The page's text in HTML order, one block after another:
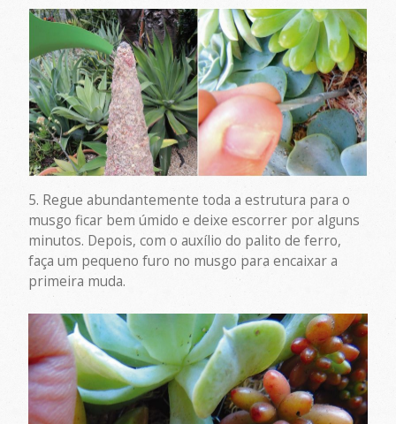
5. Regue abundantemente toda a estrutura para o
musgo ficar bem úmido e deixe escorrer por alguns
minutos. Depois, com o auxílio do palito de ferro,
faça um pequeno furo no musgo para encaixar a
primeira muda.